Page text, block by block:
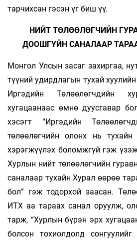
тарчихсан гэсэн үг биш үү.
НИЙТ ТӨЛӨӨЛӨГЧИЙН
ДООШГҮЙН САНАЛААР
Монгол Улсын засаг захиргаа,
түүний удирдлагын тухай
Иргэдийн Төлөөлөгчдийн
хугацаанаас өмнө дуусгавар
хэсэгт “Иргэдийн
төлөөлөгчийн олонх нь
хэрэгжүүлэх боломжгүй гэж
Хурлын нийт төлөөлөгчийн
саналаар тухайн Хурал өөрөө
бол” гэж тодорхой заасан.
ИТХ аа тараах санал оруулж,
тарж, “Хурлын бүрэн эрх
болсон тохиолдолд